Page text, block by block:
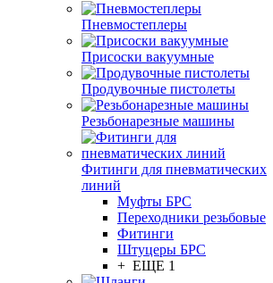
Пневмостеплеры
Присоски вакуумные
Продувочные пистолеты
Резьбонарезные машины
Фитинги для пневматических
линий
Муфты БРС
Переходники резьбовые
Фитинги
Штуцеры БРС
+ ЕЩЕ 1